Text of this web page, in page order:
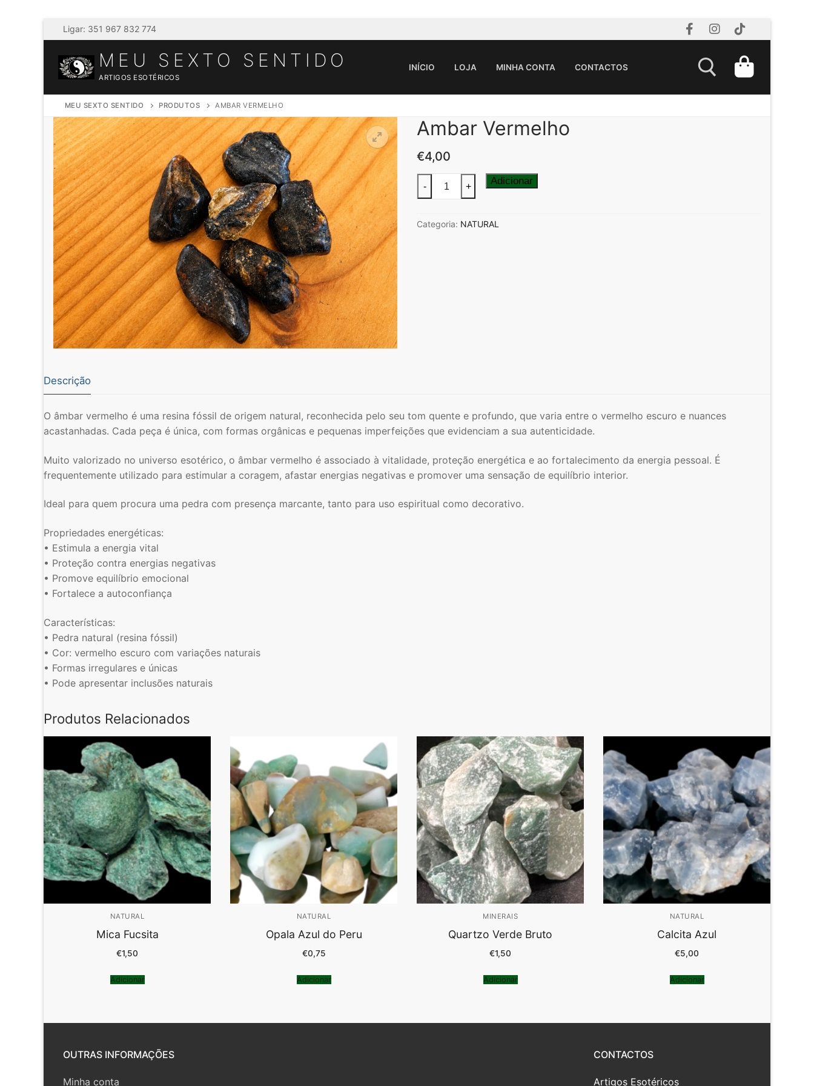
Saltar
para
conteúdo
Ligar: 351 967 832 774
MEU SEXTO SENTIDO
ARTIGOS ESOTÉRICOS
INÍCIO LOJA MINHA CONTA CONTACTOS
Pesquisar por:
MEU SEXTO SENTIDO PRODUTOS AMBAR VERMELHO
Ambar Vermelho
€4,00
Quantidade
de
Vermelho
- + Adicionar
Categoria: NATURAL
Descrição
O âmbar vermelho é uma resina fóssil de origem natural, reconhecida pelo seu tom quente e profundo, que varia entre o vermelho escuro e nuances
acastanhadas. Cada peça é única, com formas orgânicas e pequenas imperfeições que evidenciam a sua autenticidade.
Muito valorizado no universo esotérico, o âmbar vermelho é associado à vitalidade, proteção energética e ao fortalecimento da energia pessoal. É
frequentemente utilizado para estimular a coragem, afastar energias negativas e promover uma sensação de equilíbrio interior.
Ideal para quem procura uma pedra com presença marcante, tanto para uso espiritual como decorativo.
Propriedades energéticas:
• Estimula a energia vital
• Proteção contra energias negativas
• Promove equilíbrio emocional
• Fortalece a autoconfiança
Características:
• Pedra natural (resina fóssil)
• Cor: vermelho escuro com variações naturais
• Formas irregulares e únicas
• Pode apresentar inclusões naturais
Produtos Relacionados
NATURAL
Mica Fucsita
€1,50
Adicionar
NATURAL
Opala Azul do Peru
€0,75
Adicionar
MINERAIS
Quartzo Verde Bruto
€1,50
Adicionar
NATURAL
Calcita Azul
€5,00
Adicionar
OUTRAS INFORMAÇÕES
Minha conta
CONTACTOS
Artigos Esotéricos